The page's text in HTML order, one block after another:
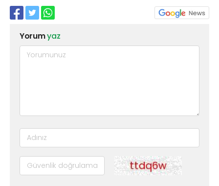
Yorumyaz